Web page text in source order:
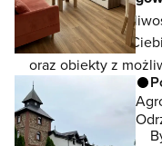
noclegów z
się - czekają na
oraz obiekty z